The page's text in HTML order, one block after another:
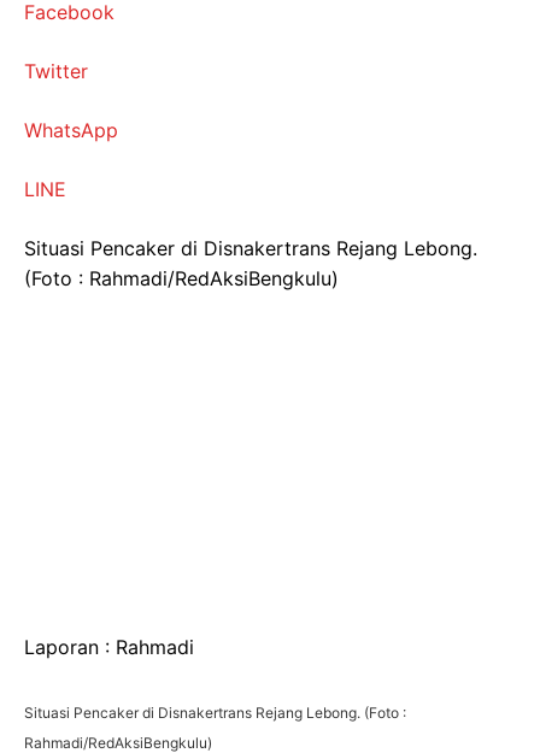
Facebook
Twitter
WhatsApp
LINE
Situasi Pencaker di Disnakertrans Rejang Lebong.
(Foto : Rahmadi/RedAksiBengkulu)
Laporan : Rahmadi
Situasi Pencaker di Disnakertrans Rejang Lebong. (Foto :
Rahmadi/RedAksiBengkulu)